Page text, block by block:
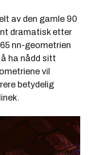
av den gamle 90
dramatisk etter
nn-geometrien
ha nådd sitt
vil
betydelig